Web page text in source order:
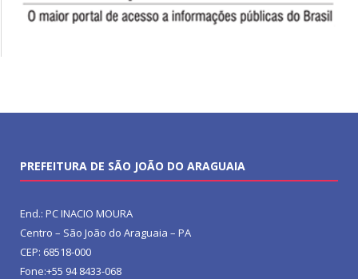
PREFEITURA DE SÃO JOÃO DO ARAGUAIA
End.: PC INACIO MOURA
Centro – São João do Araguaia – PA
CEP: 68518-000
Fone:+55 94 8433-068